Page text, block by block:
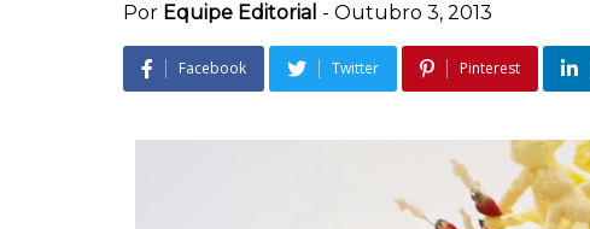
Por Equipe Editorial - Outubro 3, 2013
Facebook Twitter Pinterest